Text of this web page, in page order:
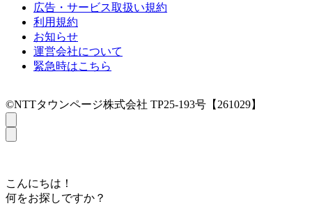
広告・サービス取扱い規約
利用規約
お知らせ
運営会社について
緊急時はこちら
©NTTタウンページ株式会社 TP25-193号【261029】
こんにちは！
何をお探しですか？